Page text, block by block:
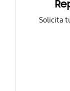
Solicita